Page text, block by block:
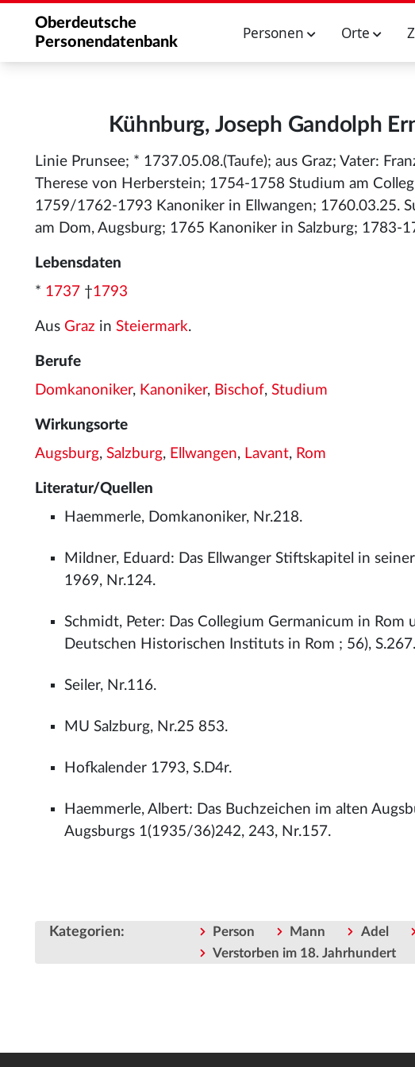
Oberdeutsche
Personendatenbank
Personen Orte
Kühnburg, Joseph Gandolph
Linie Prunsee; * 1737.05.08.(Taufe); aus Graz; Vater:
Therese von Herberstein; 1754-1758 Studium am
1759/1762-1793 Kanoniker in Ellwangen; 1760.03.25.
am Dom, Augsburg; 1765 Kanoniker in Salzburg;
Lebensdaten
* 1737 †1793
Aus Graz in Steiermark.
Berufe
Domkanoniker, Kanoniker, Bischof, Studium
Wirkungsorte
Augsburg, Salzburg, Ellwangen, Lavant, Rom
Literatur/Quellen
Haemmerle, Domkanoniker, Nr.218.
Mildner, Eduard: Das Ellwanger Stiftskapitel in
1969, Nr.124.
Schmidt, Peter: Das Collegium Germanicum in
Deutschen Historischen Instituts in Rom ; 56), S.267.
Seiler, Nr.116.
MU Salzburg, Nr.25 853.
Hofkalender 1793, S.D4r.
Haemmerle, Albert: Das Buchzeichen im alten
Augsburgs 1(1935/36)242, 243, Nr.157.
Kategorien: Person Mann Adel
Verstorben im 18. Jahrhundert